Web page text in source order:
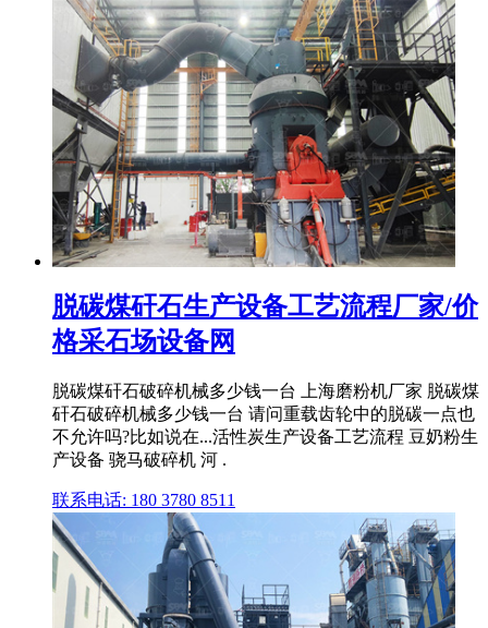
脱碳煤矸石生产设备工艺流程厂家/价
格采石场设备网
脱碳煤矸石破碎机械多少钱一台 上海磨粉机厂家 脱碳煤
矸石破碎机械多少钱一台 请问重载齿轮中的脱碳一点也
不允许吗?比如说在...活性炭生产设备工艺流程 豆奶粉生
产设备 骁马破碎机 河 .
联系电话: 180 3780 8511